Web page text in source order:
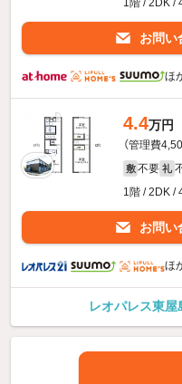
お問い
ほ
4.4万円
（管理費
敷 不要 礼
1階 / 2DK /
お問い
ほ
レオパレス東